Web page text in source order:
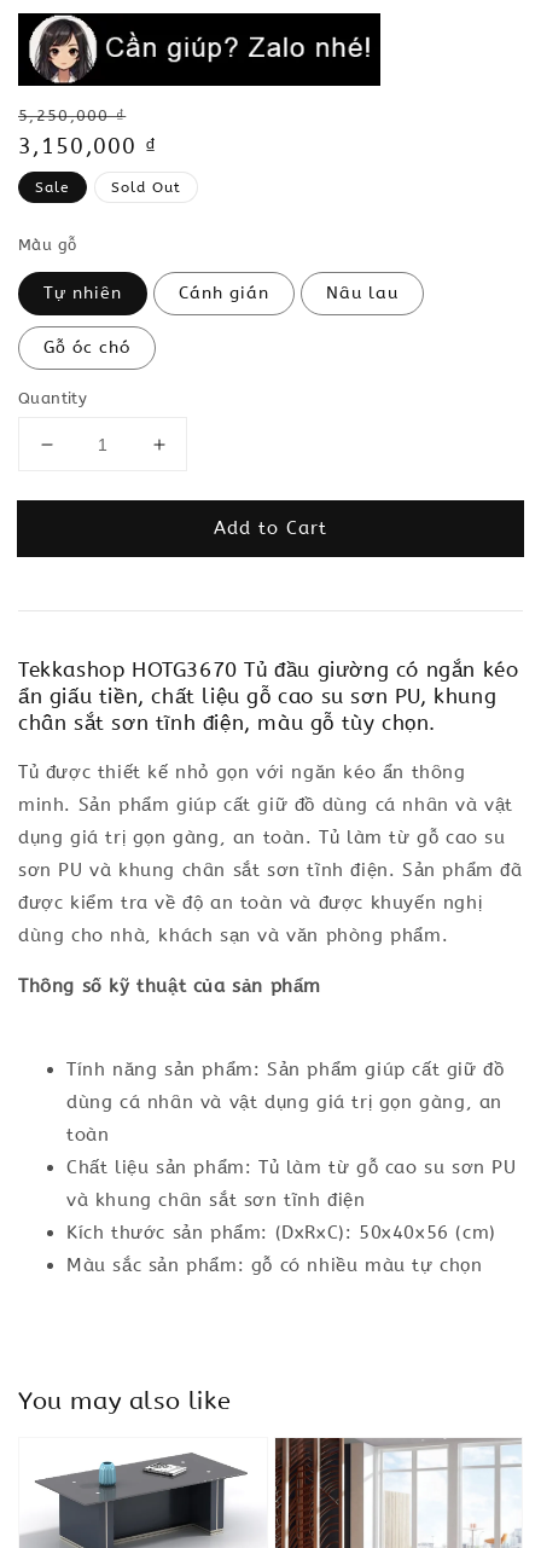
Regular
price
5,250,000 ₫
Sale
price
3,150,000 ₫
Sale Sold Out
Màu gỗ
Tự nhiên Cánh gián Nâu lau
Gỗ óc chó
Quantity
Add to Cart
Tekkashop HOTG3670 Tủ đầu giường có ngắn kéo
ẩn giấu tiền, chất liệu gỗ cao su sơn PU, khung
chân sắt sơn tĩnh điện, màu gỗ tùy chọn.
Tủ được thiết kế nhỏ gọn với ngăn kéo ẩn thông
minh. Sản phẩm giúp cất giữ đồ dùng cá nhân và vật
dụng giá trị gọn gàng, an toàn. Tủ làm từ gỗ cao su
sơn PU và khung chân sắt sơn tĩnh điện. Sản phẩm đã
được kiểm tra về độ an toàn và được khuyến nghị
dùng cho nhà, khách sạn và văn phòng phẩm.
Thông số kỹ thuật của sản phẩm
Tính năng sản phẩm: Sản phẩm giúp cất giữ đồ
dùng cá nhân và vật dụng giá trị gọn gàng, an
toàn
Chất liệu sản phẩm: Tủ làm từ gỗ cao su sơn PU
và khung chân sắt sơn tĩnh điện
Kích thước sản phẩm: (DxRxC): 50x40x56 (cm)
Màu sắc sản phẩm: gỗ có nhiều màu tự chọn
You may also like